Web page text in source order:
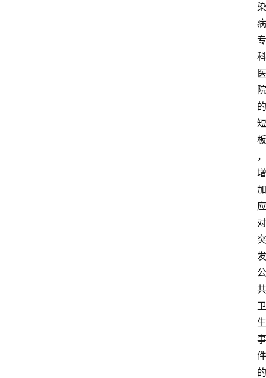
染
病
专
科
医
院
的
短
板
，
增
加
应
对
突
发
公
共
卫
生
事
件
的